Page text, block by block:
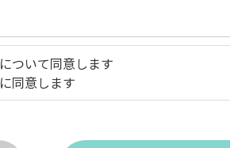
について同意します
に同意します